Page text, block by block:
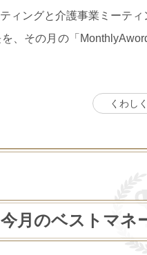
ィングと介護事業ミーテ
、その月の「
くわし
今月のベストマネ